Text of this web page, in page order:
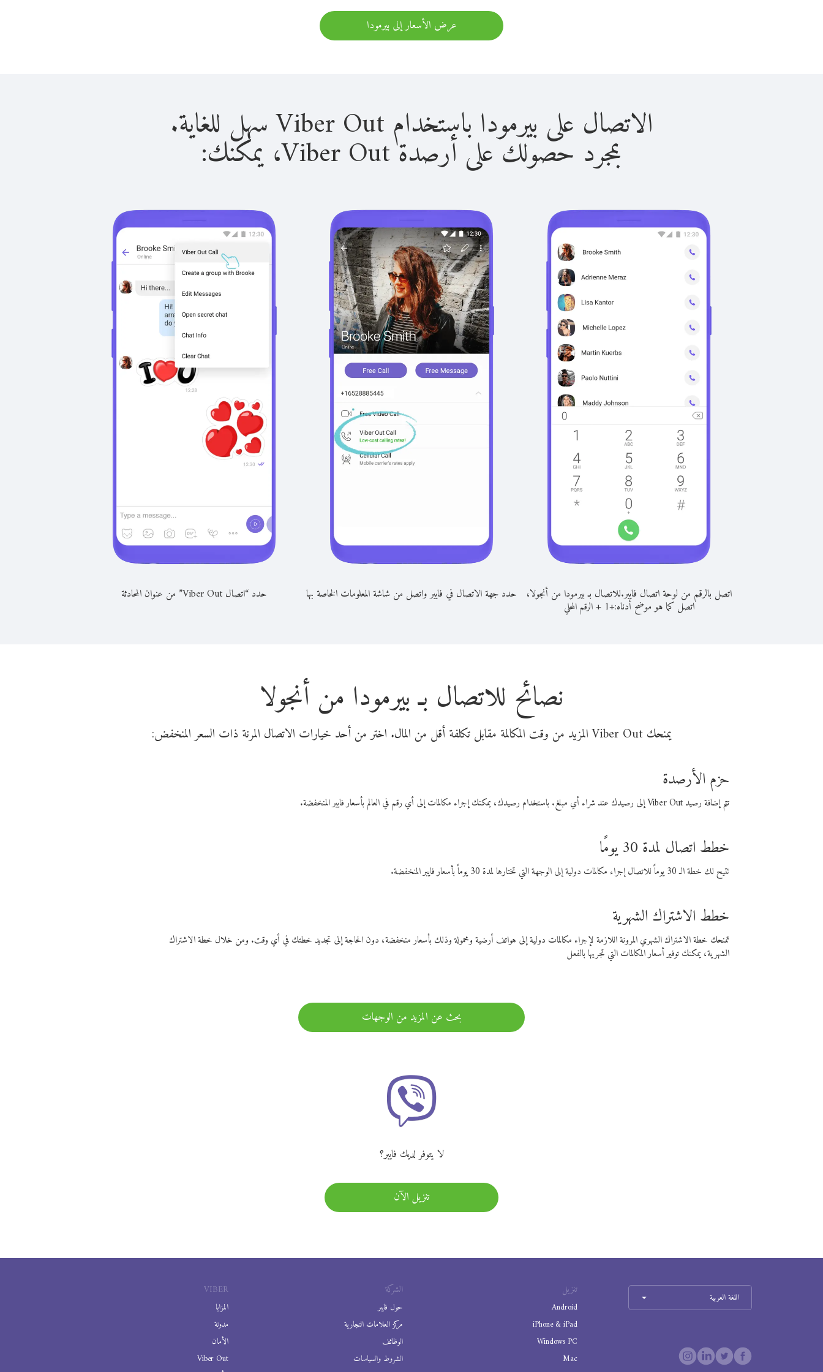
عرض الأسعار إلى بيرمودا
الاتصال على بيرمودا باستخدام Viber Out سهل للغاية.
بمجرد حصولك على أرصدة Viber Out، يمكنك:
اتصل بالرقم من لوحة اتصال فايبر.للاتصال بـ بيرمودا من أنجولا،
اتصل كما هو موضح أدناه:+
1
+الرقم المحلي
حدد جهة الاتصال في فايبر واتصل من شاشة المعلومات الخاصة بها حدد “اتصال Viber Out” من عنوان المحادثة
نصائح للاتصال بـ بيرمودا من أنجولا
يمنحك Viber Out المزيد من وقت المكالمة مقابل تكلفة أقل من المال. اختر من أحد خيارات الاتصال المرنة ذات السعر المنخفض:
حزم الأرصدة
تتم إضافة رصيد Viber Out إلى رصيدك عند شراء أي مبلغ. باستخدام رصيدك، يمكنك إجراء مكالمات إلى أي رقم في العالم بأسعار فايبر المنخفضة.
خطط اتصال لمدة 30 يومًا
تتيح لك خطة الـ 30 يوماً للاتصال إجراء مكالمات دولية إلى الوجهة التي تختارها لمدة 30 يوماً بأسعار فايبر المنخفضة.
خطط الاشتراك الشهرية
تمنحك خطة الاشتراك الشهري المرونة اللازمة لإجراء مكالمات دولية إلى هواتف أرضية ومحمولة وذلك بأسعار منخفضة، دون الحاجة إلى تجديد خطتك في أي وقت. ومن خلال خطة الاشتراك
الشهرية، يمكنك توفير أسعار المكالمات التي تجريها بالفعل
بحث عن المزيد من الوجهات
لا يتوفر لديك فايبر؟
تنزيل الآن
VIBER
المزايا
مدونة
الأمان
Viber Out
الشركة
حول فايبر
مركز العلامات التجارية
الوظائف
الشروط والسياسات
تنزيل
Android
iPhone & iPad
Windows PC
Mac
اللغة العربية